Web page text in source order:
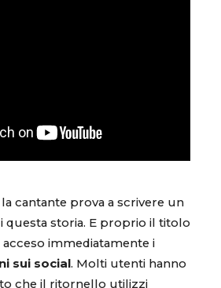
la cantante prova a scrivere un
questa storia. E proprio il titolo
immediatamente i
sui social . Molti utenti hanno
che il ritornello utilizzi